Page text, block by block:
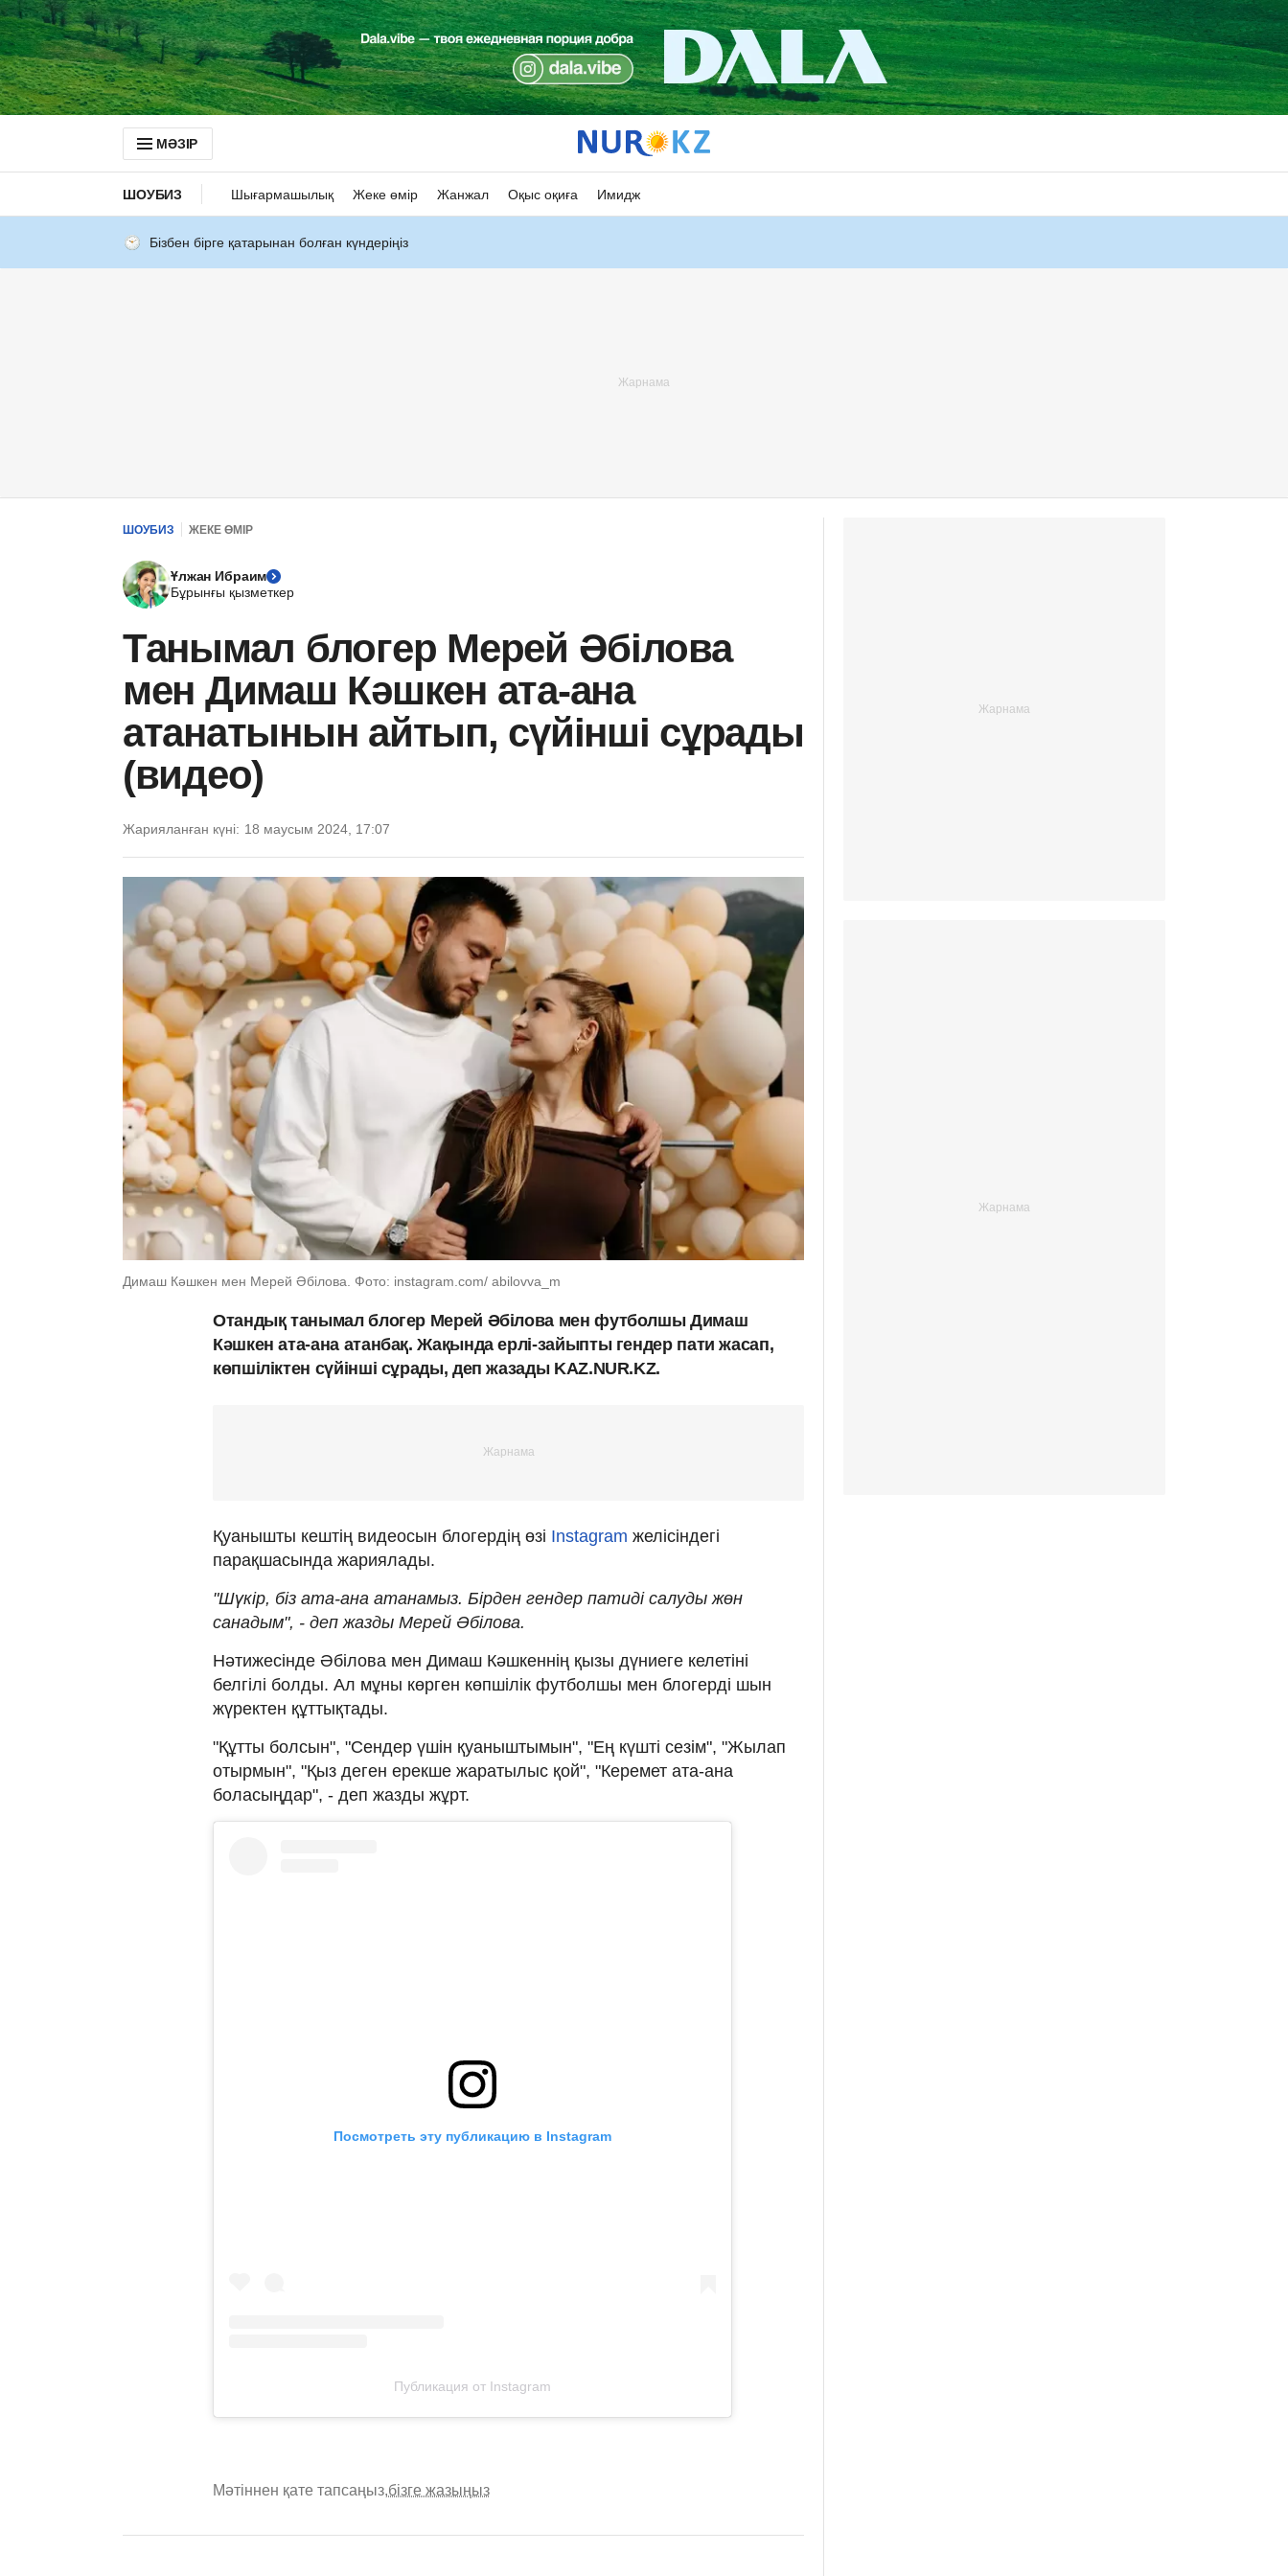
МӘЗІР
ШОУБИЗ Шығармашылық Жеке өмір Жанжал Оқыс оқиға Имидж
Бізбен бірге қатарынан болған күндеріңіз
ШОУБИЗ ЖЕКЕ ӨМІР
Ұлжан Ибраим
Бұрынғы қызметкер
Танымал блогер Мерей Әбілова
мен Димаш Кәшкен ата-ана
атанатынын айтып, сүйінші сұрады
(видео)
Жарияланған күні: 18 маусым 2024, 17:07
Димаш Кәшкен мен Мерей Әбілова. Фото: instagram.com/ abilovva_m
Отандық танымал блогер Мерей Әбілова мен футболшы Димаш
Кәшкен ата-ана атанбақ. Жақында ерлі-зайыпты гендер пати жасап,
көпшіліктен сүйінші сұрады, деп жазады KAZ.NUR.KZ.
Қуанышты кештің видеосын блогердің өзі Instagram желісіндегі
парақшасында жариялады.
"Шүкір, біз ата-ана атанамыз. Бірден гендер патиді салуды жөн
санадым", - деп жазды Мерей Әбілова.
Нәтижесінде Әбілова мен Димаш Кәшкеннің қызы дүниеге келетіні
белгілі болды. Ал мұны көрген көпшілік футболшы мен блогерді шын
жүректен құттықтады.
"Құтты болсын", "Сендер үшін қуаныштымын", "Ең күшті сезім", "Жылап
отырмын", "Қыз деген ерекше жаратылыс қой", "Керемет ата-ана
боласыңдар", - деп жазды жұрт.
Посмотреть эту публикацию в Instagram
Публикация от Instagram
Мәтіннен қате тапсаңыз,бізге жазыңыз